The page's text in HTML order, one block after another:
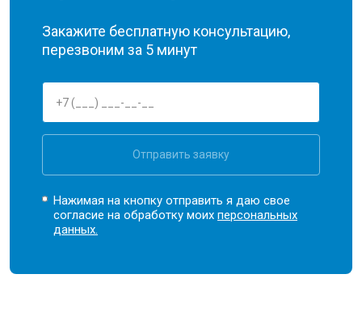
Закажите бесплатную консультацию,
перезвоним за 5 минут
Отправить заявку
Нажимая на кнопку отправить я даю свое
согласие на обработку моихперсональных
данных.